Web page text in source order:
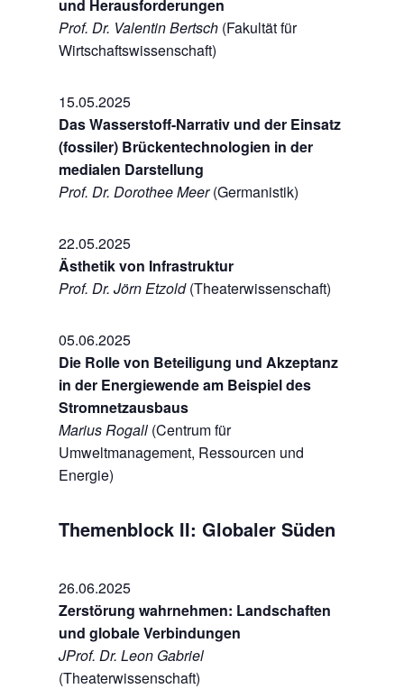
und Herausforderungen
Prof. Dr. Valentin Bertsch(Fakultät für
Wirtschaftswissenschaft)
15.05.2025
Das Wasserstoff-Narrativ und der Einsatz
(fossiler) Brückentechnologien in der
medialen Darstellung
Prof. Dr. Dorothee Meer(Germanistik)
22.05.2025
Ästhetik von Infrastruktur
Prof. Dr. Jörn Etzold(Theaterwissenschaft)
05.06.2025
Die Rolle von Beteiligung und Akzeptanz
in der Energiewende am Beispiel des
Stromnetzausbaus
Marius Rogall(Centrum für
Umweltmanagement, Ressourcen und
Energie)
Themenblock II: Globaler Süden
26.06.2025
Zerstörung wahrnehmen: Landschaften
und globale Verbindungen
JProf. Dr. Leon Gabriel
(Theaterwissenschaft)